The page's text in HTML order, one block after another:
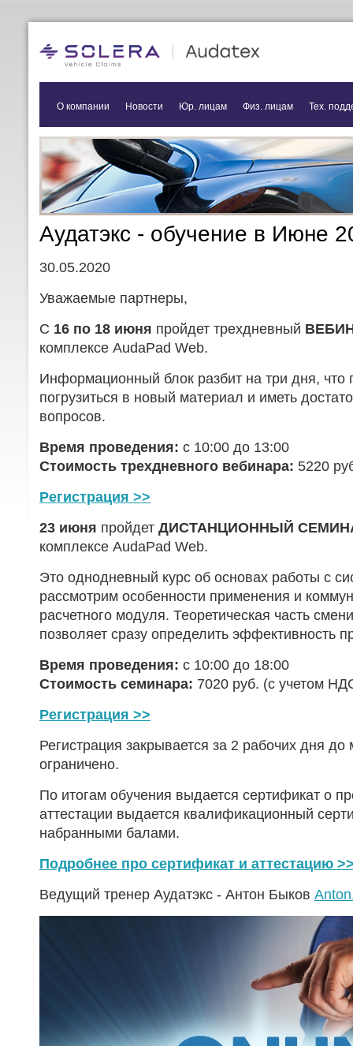
О компании Новости Юр. лицам Физ. лицам Тех.
Аудатэкс - обучение в Июне
30.05.2020
Уважаемые партнеры,
С 16 по 18 июня пройдет трехдневный
комплексе AudaPad Web.
Информационный блок разбит на три дня, что
погрузиться в новый материал и иметь
вопросов.
Время проведения: с 10:00 до 13:00
Стоимость трехдневного вебинара: 5220
Регистрация >>
23 июня пройдет ДИСТАНЦИОННЫЙ
комплексе AudaPad Web.
Это однодневный курс об основах работы с
рассмотрим особенности применения и
расчетного модуля. Теоретическая часть
позволяет сразу определить эффективность
Время проведения: с 10:00 до 18:00
Стоимость семинара: 7020 руб. (с учетом
Регистрация >>
Регистрация закрывается за 2 рабочих дня
ограничено.
По итогам обучения выдается сертификат о
аттестации выдается квалификационный
набранными балами.
Подробнее про сертификат и аттестацию
Ведущий тренер Аудатэкс - Антон Быков